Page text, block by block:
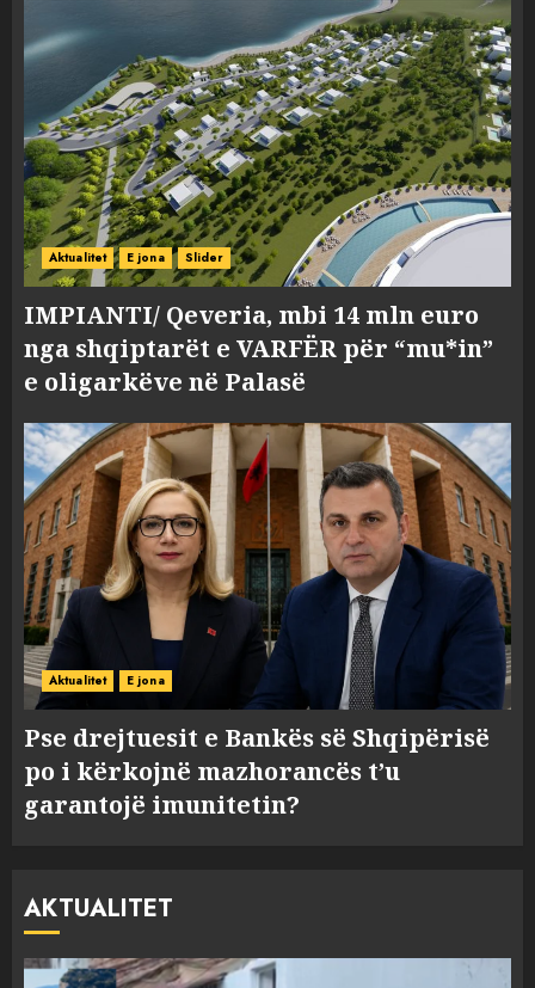
Aktualitet E jona Slider
IMPIANTI/ Qeveria, mbi 14 mln euro
nga shqiptarët e VARFËR për “mu*in”
e oligarkëve në Palasë
Aktualitet E jona
Pse drejtuesit e Bankës së Shqipërisë
po i kërkojnë mazhorancës t’u
garantojë imunitetin?
AKTUALITET